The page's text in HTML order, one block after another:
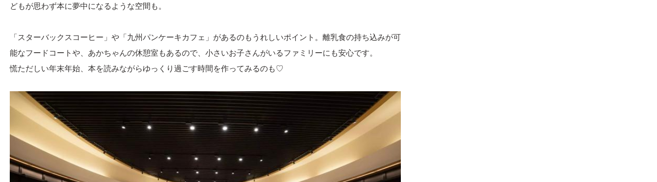
どもが思わず本に夢中になるような空間も。
「スターバックスコーヒー」や「九州パンケーキカフェ」があるのもうれしいポイント。離乳食の持ち込みが可
能なフードコートや、あかちゃんの休憩室もあるので、小さいお子さんがいるファミリーにも安心です。
慌ただしい年末年始、本を読みながらゆっくり過ごす時間を作ってみるのも♡